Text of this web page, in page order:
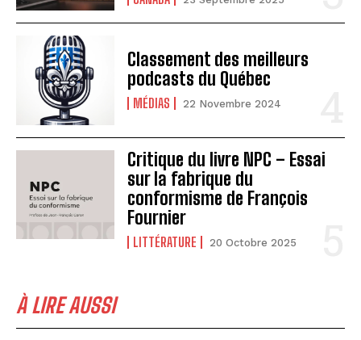
Classement des meilleurs
podcasts du Québec
MÉDIAS 22 Novembre 2024
Critique du livre NPC – Essai
sur la fabrique du
conformisme de François
Fournier
LITTÉRATURE 20 Octobre 2025
À LIRE AUSSI